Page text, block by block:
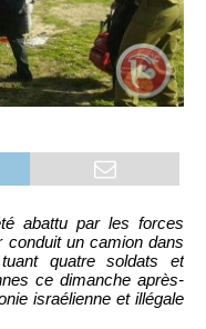
abattu par les forces
conduit un camion dans
quatre soldats et
ce dimanche après-
israélienne et illégale